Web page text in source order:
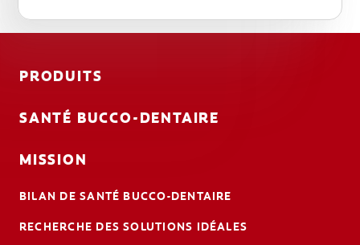
PRODUITS
SANTÉ BUCCO-DENTAIRE
MISSION
BILAN DE SANTÉ BUCCO-DENTAIRE
RECHERCHE DES SOLUTIONS IDÉALES